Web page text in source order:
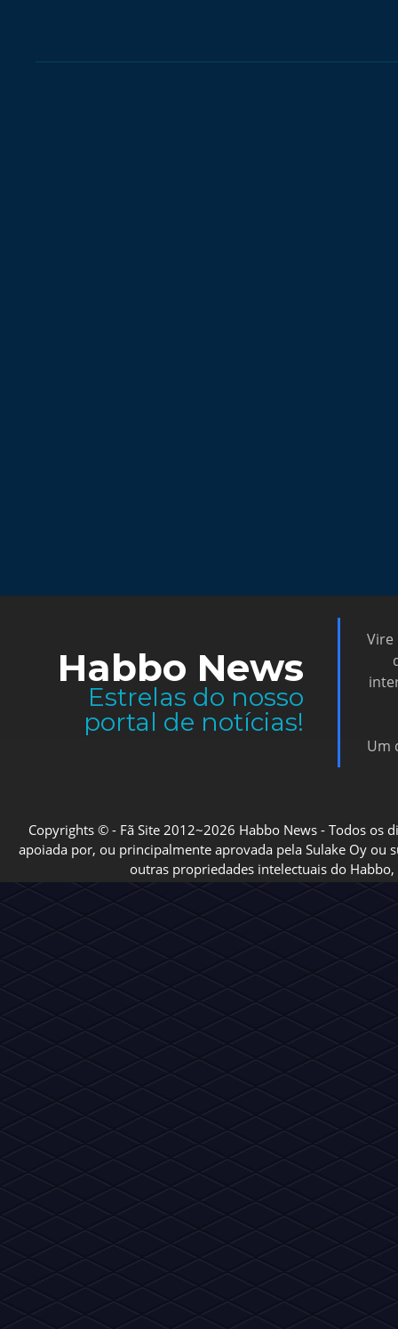
Habbo News
Estrelas do nosso
portal de notícias!
Vire
Um
Copyrights © - Fã Site 2012~2026 Habbo News - Todos os
apoiada por, ou principalmente aprovada pela Sulake Oy ou
outras propriedades intelectuais do